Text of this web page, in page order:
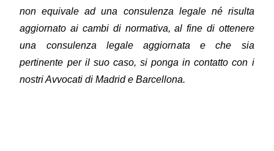
non equivale ad una consulenza legale né risulta
aggiornato ai cambi di normativa, al fine di ottenere
una consulenza legale aggiornata e che sia
pertinente per il suo caso, si ponga in contatto con i
nostri Avvocati di Madrid e Barcellona.